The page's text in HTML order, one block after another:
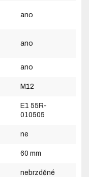
ano
ano
ano
M12
E1 55R-
010505
ne
60 mm
nebrzděné